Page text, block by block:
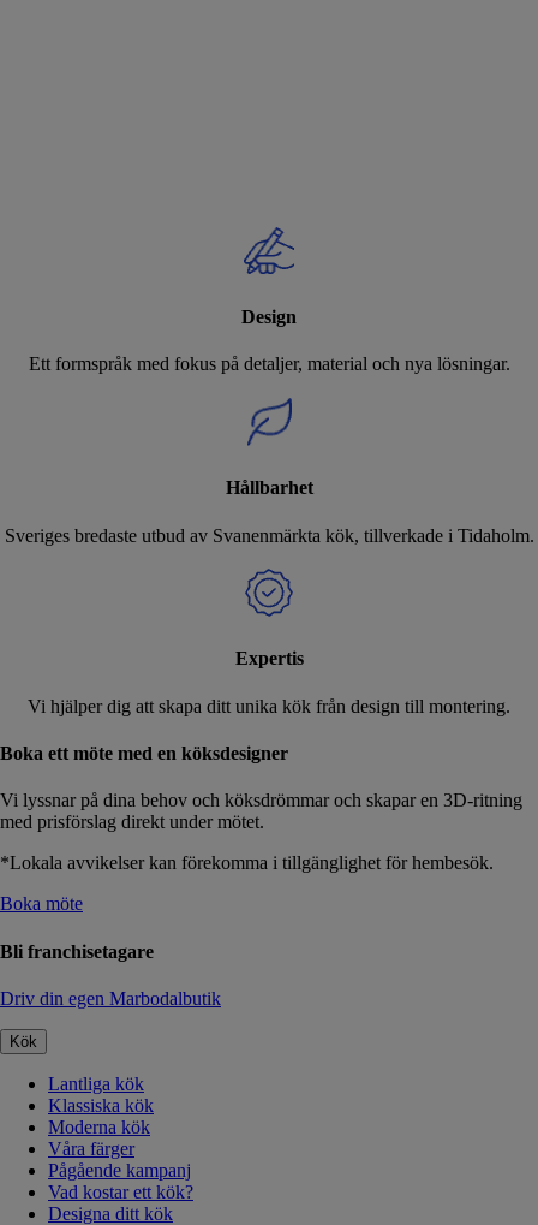
Design
Ett formspråk med fokus på detaljer, material och nya lösningar.
Hållbarhet
Sveriges bredaste utbud av Svanenmärkta kök, tillverkade i Tidaholm.
Expertis
Vi hjälper dig att skapa ditt unika kök från design till montering.
Boka ett möte med en köksdesigner
Vi lyssnar på dina behov och köksdrömmar och skapar en 3D-ritning
med prisförslag direkt under mötet.
*Lokala avvikelser kan förekomma i tillgänglighet för hembesök.
Boka möte
Bli franchisetagare
Driv din egen Marbodalbutik
Kök
Lantliga kök
Klassiska kök
Moderna kök
Våra färger
Pågående kampanj
Vad kostar ett kök?
Designa ditt kök